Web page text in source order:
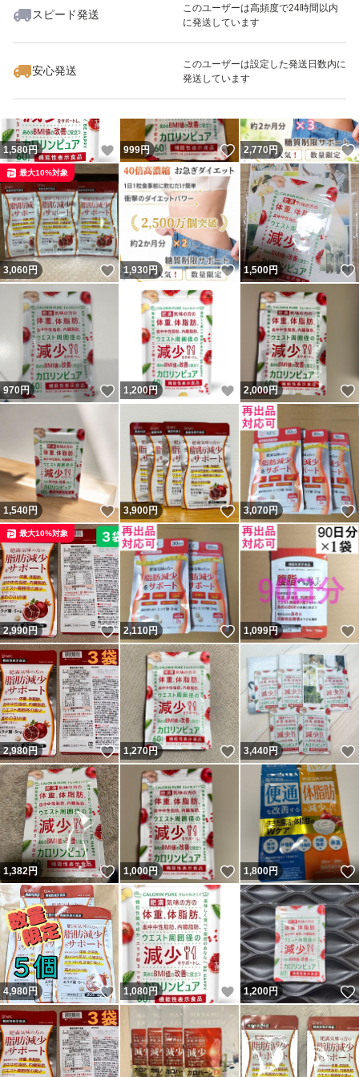
スピード発送
このユーザーは高頻度で24時間以内
に発送しています
安心発送
このユーザーは設定した発送日数内に
発送しています
いいね！
8,000
1,580円 いいね！
999円 いいね！
2,770円
3,060円 いいね！
最大10%対象
1,930円 いいね！
1,500円
970円 いいね！
1,200円 いいね！
2,000円
1,540円 いいね！
3,900円 いいね！
3,070円
2,990円 いいね！
最大10%対象
2,110円 いいね！
1,099円
2,980円 いいね！
1,270円 いいね！
3,440円
1,382円 いいね！
1,000円 いいね！
1,800円
4,980円 いいね！
1,080円 いいね！
1,200円